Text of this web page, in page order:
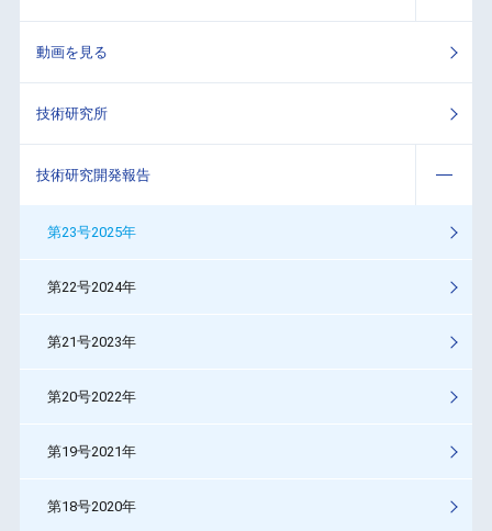
動画を見る
技術研究所
技術研究開発報告
第23号2025年
第22号2024年
第21号2023年
第20号2022年
第19号2021年
第18号2020年